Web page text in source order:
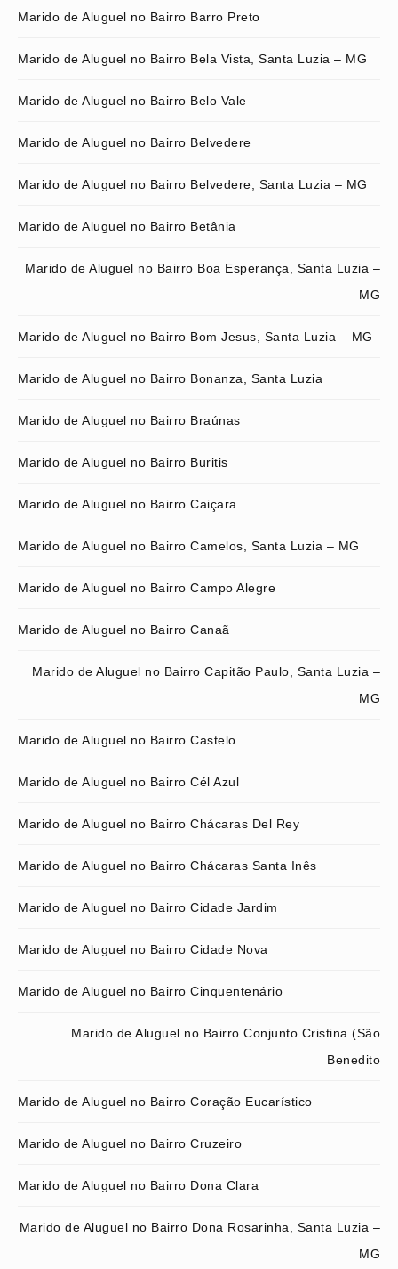
Marido de Aluguel no Bairro Barro Preto
Marido de Aluguel no Bairro Bela Vista, Santa Luzia – MG
Marido de Aluguel no Bairro Belo Vale
Marido de Aluguel no Bairro Belvedere
Marido de Aluguel no Bairro Belvedere, Santa Luzia – MG
Marido de Aluguel no Bairro Betânia
Marido de Aluguel no Bairro Boa Esperança, Santa Luzia –
MG
Marido de Aluguel no Bairro Bom Jesus, Santa Luzia – MG
Marido de Aluguel no Bairro Bonanza, Santa Luzia
Marido de Aluguel no Bairro Braúnas
Marido de Aluguel no Bairro Buritis
Marido de Aluguel no Bairro Caiçara
Marido de Aluguel no Bairro Camelos, Santa Luzia – MG
Marido de Aluguel no Bairro Campo Alegre
Marido de Aluguel no Bairro Canaã
Marido de Aluguel no Bairro Capitão Paulo, Santa Luzia –
MG
Marido de Aluguel no Bairro Castelo
Marido de Aluguel no Bairro Cél Azul
Marido de Aluguel no Bairro Chácaras Del Rey
Marido de Aluguel no Bairro Chácaras Santa Inês
Marido de Aluguel no Bairro Cidade Jardim
Marido de Aluguel no Bairro Cidade Nova
Marido de Aluguel no Bairro Cinquentenário
Marido de Aluguel no Bairro Conjunto Cristina (São
Benedito
Marido de Aluguel no Bairro Coração Eucarístico
Marido de Aluguel no Bairro Cruzeiro
Marido de Aluguel no Bairro Dona Clara
Marido de Aluguel no Bairro Dona Rosarinha, Santa Luzia –
MG